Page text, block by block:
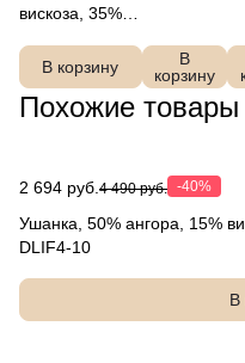
вискоза, 35%
FABRETTI
DLIF4-10
В корзину
FABRETTI
В
корзину
Похожие товары
2 694 руб. 4 490 руб. -40%
Ушанка, 50% ангора, 15%
DLIF4-10
В